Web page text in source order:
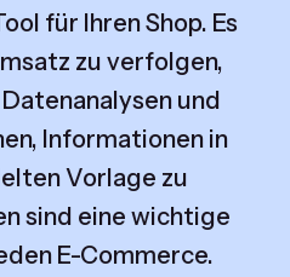
für Ihren Shop. Es
zu verfolgen,
und
Informationen in
Vorlage zu
sind eine wichtige
E-Commerce.